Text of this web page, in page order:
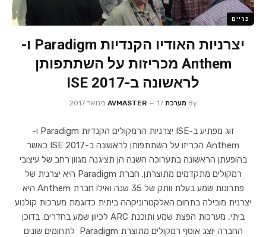
פריים
יצרניות האודיו הקנדיות Paradigm ו-
Anthem מכריזות על השתתפותן
לראשונה ב-ISE 2017
By מערכת AVMASTER17 בינואר 2017
זוג מפתיע ב-ISE יצרניות הרמקולים הקנדיות Paradigm ו-
Anthem הכריזו על השתתפותן לראשונה ב-ISE 2017 כאשר
בהופעתן הראשונה בתערוכה השנה הן תציגנה מגוון רחב של עיצובי
רמקולים מתקדמים מתוצרתן. חברת Paradigm היא יצרנית של
פתרונות שמע בעלת וותק של 35 שנה ואילו חברת Anthem היא
יצרנית מובילה בתחום האלקטרוניקהה ביתית כדוגמת מערכות קולנוע
ביתי, מערכות הפצת שמע ותוכנת ARC לכיוון שמע בחדרים. בדוכן
החברה יוצג אוסף רמקולים מתוצרת Paradigm לתחומים שונים